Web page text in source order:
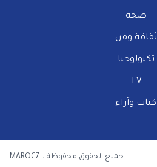
صحة
ثقافة وفن
تكنولوجيا
TV
كتاب وآراء
جميع الحقوق محفوظة لـ MAROC7